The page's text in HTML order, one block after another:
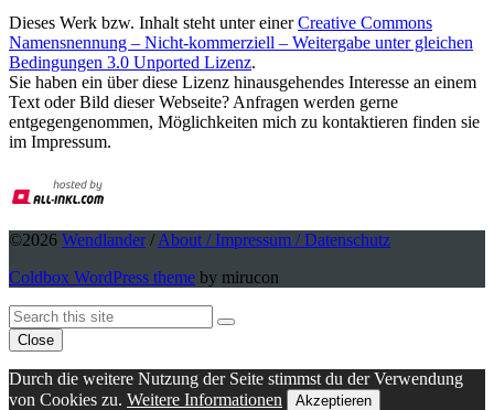
Dieses Werk bzw. Inhalt steht unter einerCreative Commons
Namensnennung – Nicht-kommerziell – Weitergabe unter gleichen
Bedingungen 3.0 Unported Lizenz.
Sie haben ein über diese Lizenz hinausgehendes Interesse an einem
Text oder Bild dieser Webseite? Anfragen werden gerne
entgegengenommen, Möglichkeiten mich zu kontaktieren finden sie
im Impressum.
©2026 Wendlander/ About / Impressum / Datenschutz
Coldbox WordPress theme by mirucon
Back
To
Top
Search
Search
Close
Durch die weitere Nutzung der Seite stimmst du der Verwendung
von Cookies zu. Weitere Informationen Akzeptieren